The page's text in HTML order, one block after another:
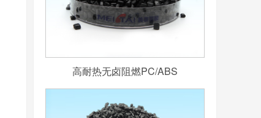
高耐热无卤阻燃PC/ABS